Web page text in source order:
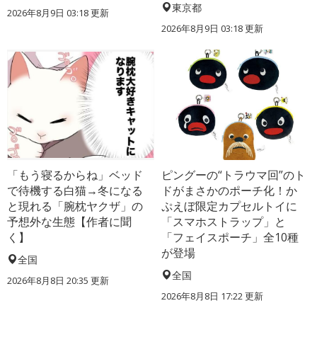
2026年8月9日 03:18更新 東京都
2026年8月9日 03:18更新
「もう寝るからね」ベッド
で待機する白猫→冬になる
と現れる「腕枕ヤクザ」の
予想外な生態【作者に聞
く】
全国
2026年8月8日 20:35 更新
ピングーの“トラウマ回”のト
ドがまさかのポーチ化！か
ぷえぼ限定カプセルトイに
「スマホストラップ」と
「フェイスポーチ」全10種
が登場
全国
2026年8月8日 17:22更新